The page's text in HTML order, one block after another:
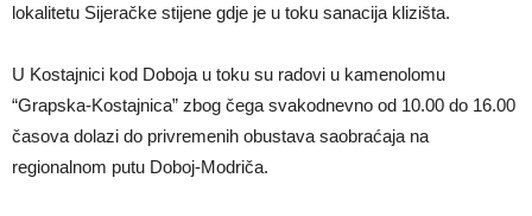
lokalitetu Sijeračke stijene gdje je u toku sanacija klizišta.
U Kostajnici kod Doboja u toku su radovi u kamenolomu
“Grapska-Kostajnica” zbog čega svakodnevno od 10.00 do 16.00
časova dolazi do privremenih obustava saobraćaja na
regionalnom putu Doboj-Modriča.